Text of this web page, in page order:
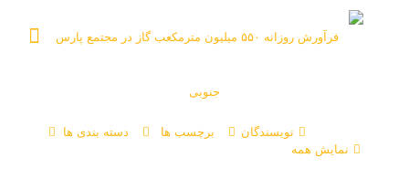
دسته بندی ها برچسب ها
نویسندگان
نمایش همه